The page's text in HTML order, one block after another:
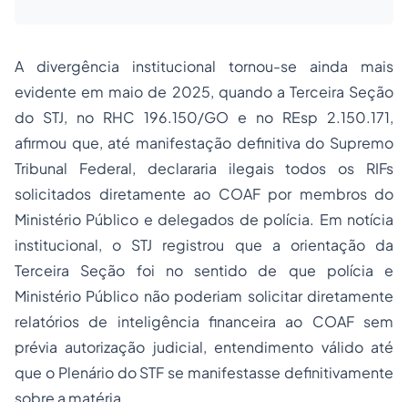
A divergência institucional tornou-se ainda mais
evidente em maio de 2025, quando a Terceira Seção
do STJ, no RHC 196.150/GO e no REsp 2.150.171,
afirmou que, até manifestação definitiva do Supremo
Tribunal Federal, declararia ilegais todos os RIFs
solicitados diretamente ao COAF por membros do
Ministério Público e delegados de polícia. Em notícia
institucional, o STJ registrou que a orientação da
Terceira Seção foi no sentido de que polícia e
Ministério Público não poderiam solicitar diretamente
relatórios de inteligência financeira ao COAF sem
prévia autorização judicial, entendimento válido até
que o Plenário do STF se manifestasse definitivamente
sobre a matéria.